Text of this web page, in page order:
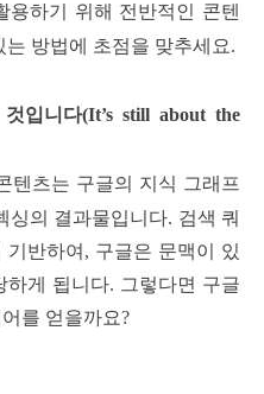
하기 위해 전반적인 콘텐
방법에 초점을 맞추세요.
입니다(It’s still about the
텐츠는 구글의 지식 그래프
싱의 결과물입니다. 검색 쿼
반하여, 구글은 문맥이 있
하게 됩니다. 그렇다면 구글
를 얻을까요?